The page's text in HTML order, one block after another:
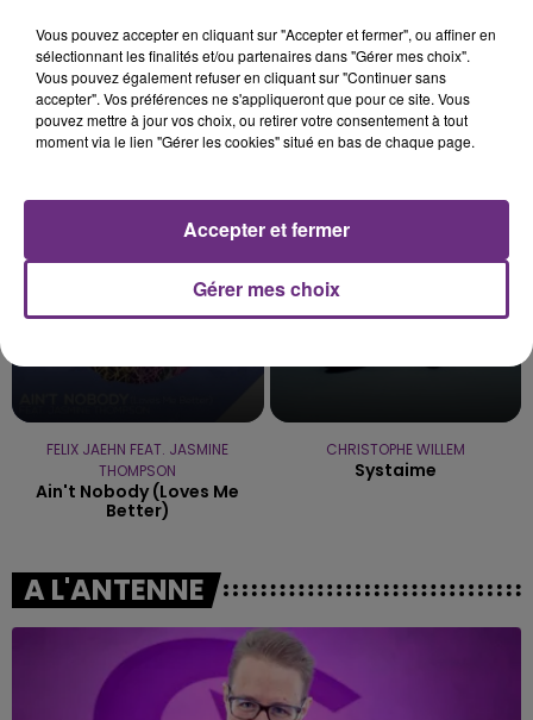
ADELE CASTILLON
Ete Avec Toi
ROSA LINN
Snap
23h48
23h48
FELIX JAEHN FEAT. JASMINE
THOMPSON
Ain't Nobody (loves Me
Better)
23h45
23h45
CHRISTOPHE WILLEM
Systaime
A L'ANTENNE
Vous pouvez accepter en cliquant sur "Accepter et fermer", ou affiner en
sélectionnant les finalités et/ou partenaires dans "Gérer mes choix".
Vous pouvez également refuser en cliquant sur "Continuer sans
accepter". Vos préférences ne s'appliqueront que pour ce site. Vous
pouvez mettre à jour vos choix, ou retirer votre consentement à tout
moment via le lien "Gérer les cookies" situé en bas de chaque page.
Gérer mes choix
Accepter et fermer